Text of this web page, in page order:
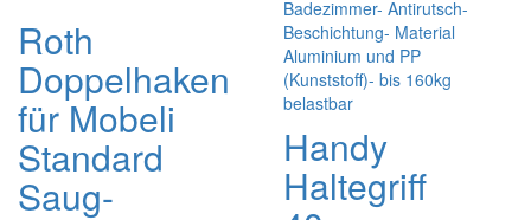
Roth
Doppelhaken
für Mobeli
Standard
Saug-
Handy
Haltegriff